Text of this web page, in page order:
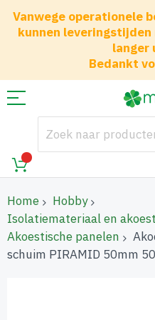
Vanwege operationele
kunnen
langer
Bedankt
Home
Hobby
Isolatiemateriaal en
Akoestische panelen
schuim PIRAMID 50mm